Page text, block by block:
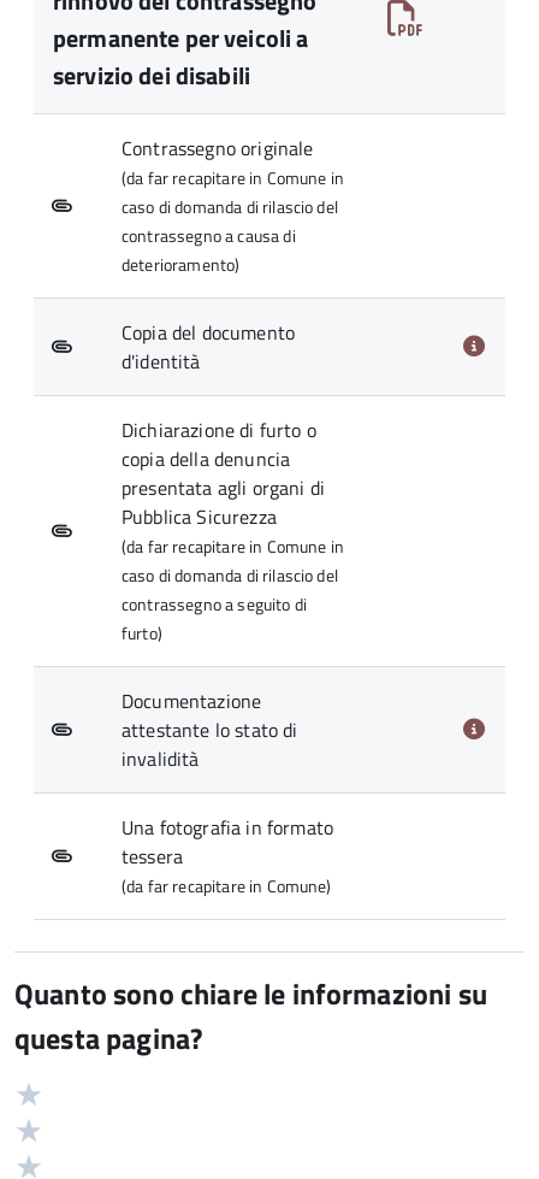
permanente per veicoli a
servizio dei disabili
Contrassegno originale
(da far recapitare in Comune in
caso di domanda di rilascio del
contrassegno a causa di
deterioramento)
Copia del documento
d'identità
Dichiarazione di furto o
copia della denuncia
presentata agli organi di
Pubblica Sicurezza
(da far recapitare in Comune in
caso di domanda di rilascio del
contrassegno a seguito di
furto)
Documentazione
attestante lo stato di
invalidità
Una fotografia in formato
tessera
(da far recapitare in Comune)
Quanto sono chiare le informazioni su
questa pagina?
Valutazione